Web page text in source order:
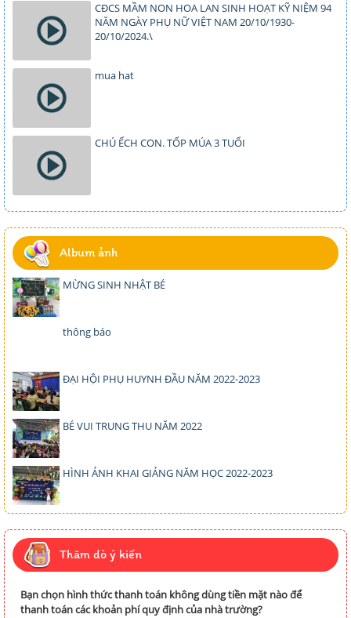
CĐCS MẦM NON HOA LAN SINH HOẠT KỸ NIỆM 94
NĂM NGÀY PHỤ NỮ VIỆT NAM 20/10/1930-
20/10/2024.\
mua hat
CHÚ ẾCH CON. TỐP MÚA 3 TUỔI
Album ảnh
MỪNG SINH NHẬT BÉ
thông báo
ĐẠI HỘI PHỤ HUYNH ĐẦU NĂM 2022-2023
BÉ VUI TRUNG THU NĂM 2022
HÌNH ẢNH KHAI GIẢNG NĂM HỌC 2022-2023
Thăm dò ý kiến
Bạn chọn hình thức thanh toán không dùng tiền mặt nào để
thanh toán các khoản phí quy định của nhà trường?